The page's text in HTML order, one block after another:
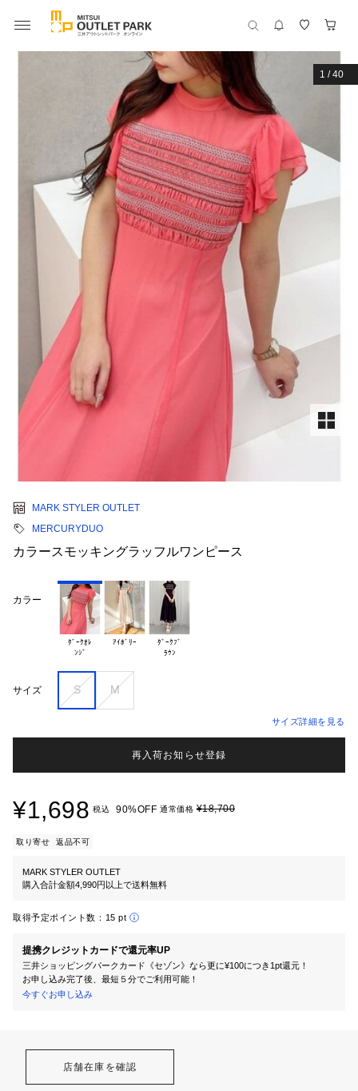
1 /40
MARK STYLER OUTLET
MERCURYDUO
カラースモッキングラッフルワンピース
カラー
ﾀﾞｰｸｵﾚ
ｱｲﾎﾞﾘｰ
ﾀﾞｰｸﾌﾞ
サイズ S M
サイズ詳細を見る
再入荷お知らせ登録
¥1,698 税込 90%OFF 通常価格¥18,700
取り寄せ 返品不可
MARK STYLER OUTLET
購入合計金額4,990円以上で送料無料
取得予定ポイント数： 15 pt
提携クレジットカードで還元率UP
三井ショッピングパークカード《セゾン》なら更に¥100につき1pt還元！
お申し込み完了後、最短５分でご利用可能！
今すぐお申し込み
店舗在庫を確認